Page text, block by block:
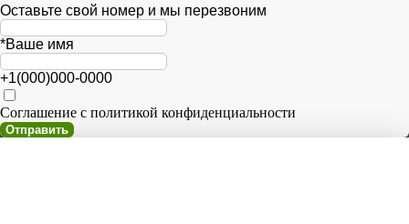
Оставьте свой номер и мы перезвоним
*Ваше имя
+1(000)000-0000
Соглашение с политикой конфиденциальности
Отправить